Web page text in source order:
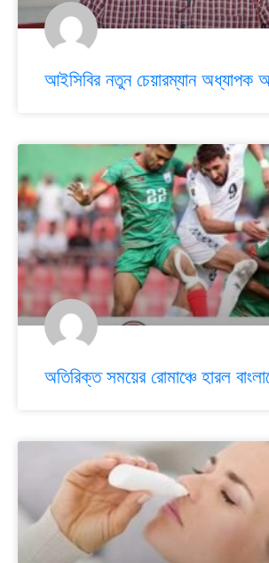
আইসিবির নতুন চেয়ারম্যান
অতিরিক্ত সময়ের রোমাঞ্চে হারল